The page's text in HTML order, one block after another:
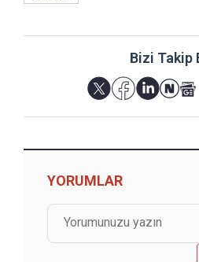
Bizi Takip
YORUMLAR